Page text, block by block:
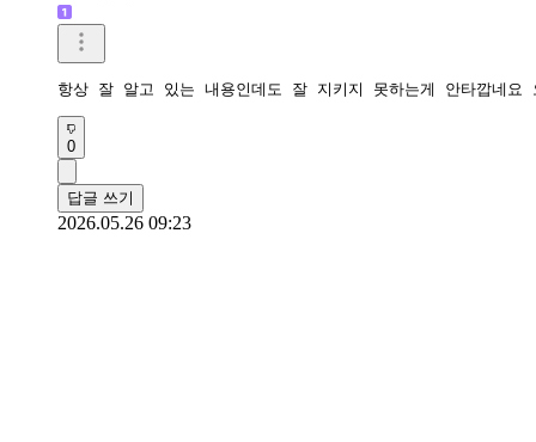
항상 잘 알고 있는 내용인데도 잘 지키지 못하는게 안타깝네요
0
답글 쓰기
2026.05.26 09:23